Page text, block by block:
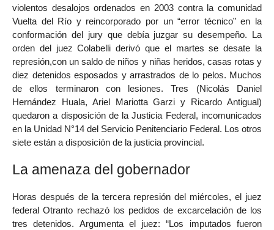
violentos desalojos ordenados en 2003 contra la comunidad
Vuelta del Río y reincorporado por un “error técnico” en la
conformación del jury que debía juzgar su desempeño. La
orden del juez Colabelli derivó que el martes se desate la
represión,con un saldo de niños y niñas heridos, casas rotas y
diez detenidos esposados y arrastrados de lo pelos. Muchos
de ellos terminaron con lesiones. Tres (Nicolás Daniel
Hernández Huala, Ariel Mariotta Garzi y Ricardo Antigual)
quedaron a disposición de la Justicia Federal, incomunicados
en la Unidad N°14 del Servicio Penitenciario Federal. Los otros
siete están a disposición de la justicia provincial.
La amenaza del gobernador
Horas después de la tercera represión del miércoles, el juez
federal Otranto rechazó los pedidos de excarcelación de los
tres detenidos. Argumenta el juez: “Los imputados fueron